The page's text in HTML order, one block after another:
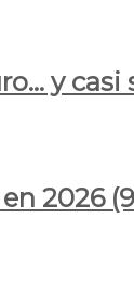
y casi
2026